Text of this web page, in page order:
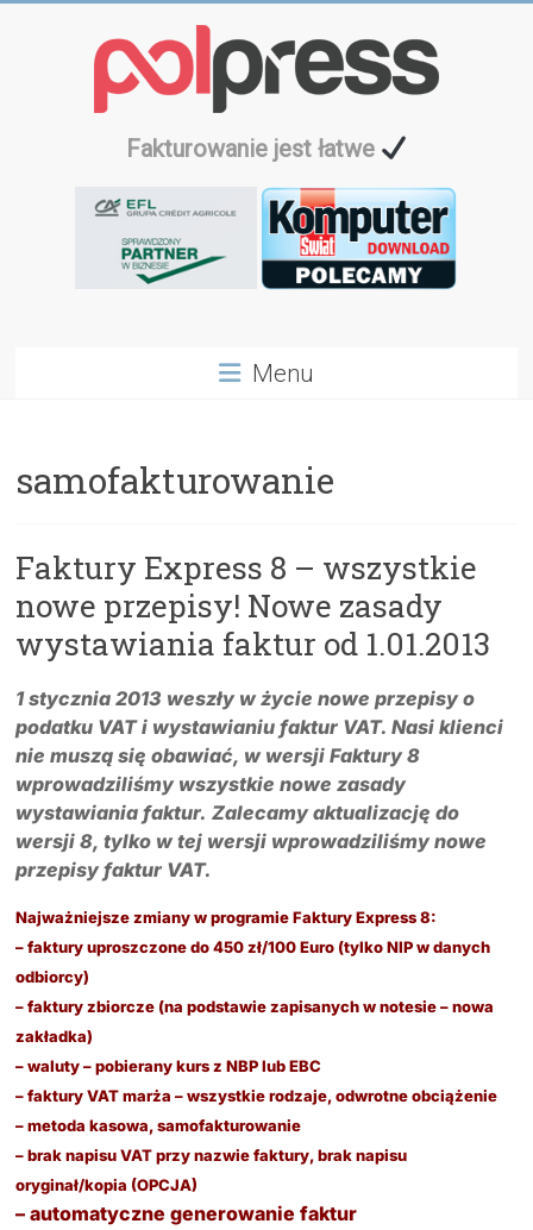
Fakturowanie jest łatwe
Menu
samofakturowanie
Faktury Express 8 – wszystkie
nowe przepisy! Nowe zasady
wystawiania faktur od 1.01.2013
1 stycznia 2013 weszły w życie nowe przepisy o
podatku VAT i wystawianiu faktur VAT. Nasi klienci
nie muszą się obawiać, w wersji Faktury 8
wprowadziliśmy wszystkie nowe zasady
wystawiania faktur.Zalecamy aktualizację do
wersji 8, tylko w tej wersji wprowadziliśmy nowe
przepisy faktur VAT.
Najważniejsze zmiany w programie Faktury Express 8:
– faktury uproszczone do 450 zł/100 Euro (tylko NIP w danych
odbiorcy)
– faktury zbiorcze (na podstawie zapisanych w notesie – nowa
zakładka)
– waluty – pobierany kurs z NBP lub EBC
– faktury VAT marża – wszystkie rodzaje, odwrotne obciążenie
– metoda kasowa, samofakturowanie
– brak napisu VAT przy nazwie faktury, brak napisu
oryginał/kopia (OPCJA)
– automatyczne generowanie faktur